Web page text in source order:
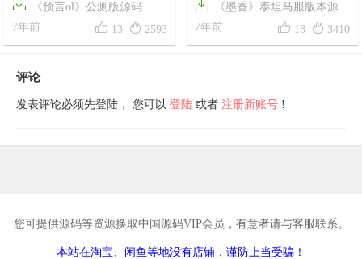

《预言ol》公测版源码
7年前
 13  2593

《墨香》泰坦马服版本源代
码
7年前  18  3410
评论
发表评论必须先登陆， 您可以 登陆 或者 注册新账号 !
您可提供源码等资源换取中国源码VIP会员，有意者请与客服联系。
本站在淘宝、闲鱼等地没有店铺，谨防上当受骗！